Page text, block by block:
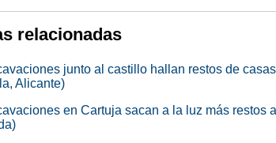
relacionadas
junto al castillo hallan restos de
Alicante)
en Cartuja sacan a la luz más restos